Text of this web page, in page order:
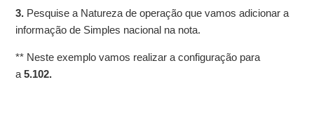
3. Pesquise a Natureza de operação que vamos adicionar a
informação de Simples nacional na nota.
** Neste exemplo vamos realizar a configuração para
a5.102.